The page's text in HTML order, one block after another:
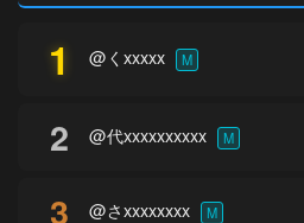
1 @くxxxxx M
2 @代xxxxxxxxxx M
3 @さxxxxxxxx M